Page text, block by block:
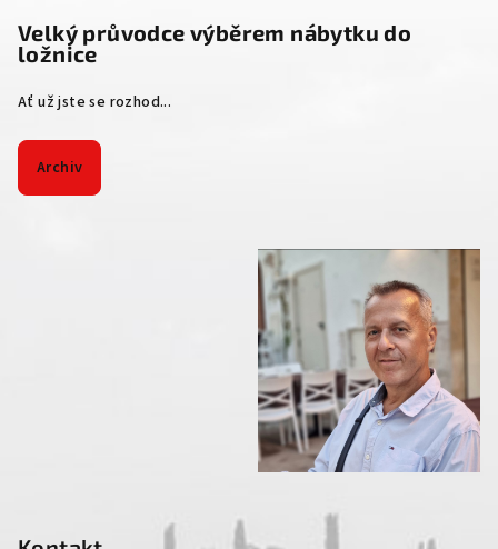
Velký průvodce výběrem nábytku do
ložnice
Ať už jste se rozhod...
Archiv